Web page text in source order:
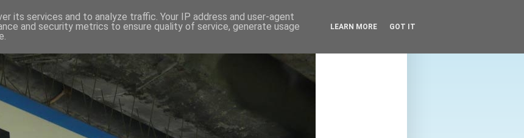
its services and to analyze traffic. Your IP address and user-agent
and security metrics to ensure quality of service, generate usage
LEARN MORE GOT IT